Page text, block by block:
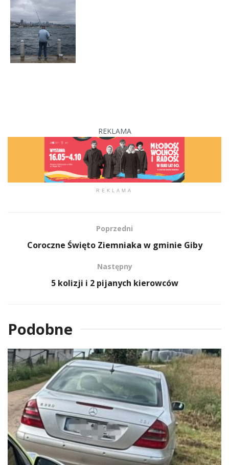
REKLAMA
REKLAMA
Poprzedni
Coroczne Święto Ziemniaka w gminie Giby
Następny
5 kolizji i 2 pijanych kierowców
Podobne